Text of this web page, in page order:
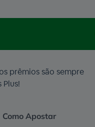
prêmios são sempre
Como Apostar